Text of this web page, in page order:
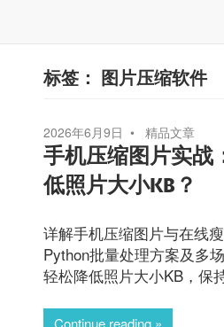
标签： 图片压缩软件
2026年6月9日 精品文章
手机压缩图片实战
低照片大小KB？
详解手机压缩图片与在线
Python批量处理方案及多
轻松降低照片大小KB，保
Continue reading